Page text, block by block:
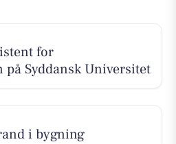
for
på Syddansk Universitet
i bygning